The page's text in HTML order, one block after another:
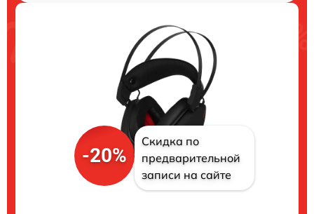
-20%
Скидка по
предварительной
записи на сайте